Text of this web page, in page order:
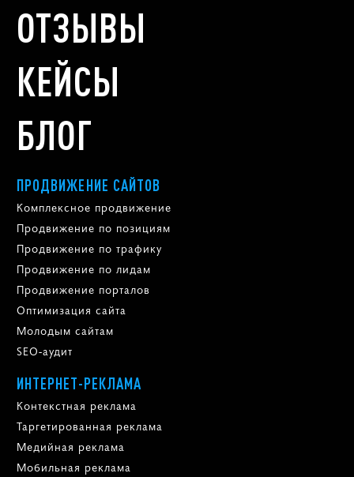
ОТЗЫВЫ
КЕЙСЫ
БЛОГ
ПРОДВИЖЕНИЕ САЙТОВ
Комплексное продвижение
Продвижение по позициям
Продвижение по трафику
Продвижение по лидам
Продвижение порталов
Оптимизация сайта
Молодым сайтам
SEO-аудит
ИНТЕРНЕТ-РЕКЛАМА
Контекстная реклама
Таргетированная реклама
Медийная реклама
Мобильная реклама